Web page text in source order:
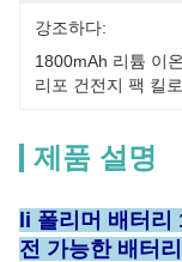
강조하다:
1800mAh 리튬 이
리포 건전지 팩 킬
제품 설명
li 폴리머 배터
전 가능한 배터